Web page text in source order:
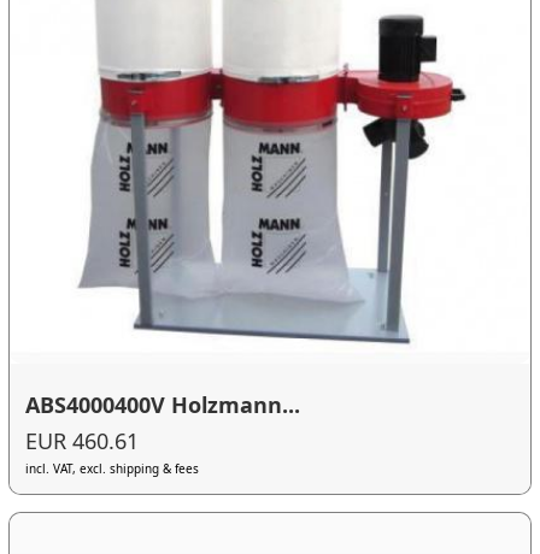
ABS4000400V Holzmann...
EUR 460.61
incl. VAT, excl. shipping & fees